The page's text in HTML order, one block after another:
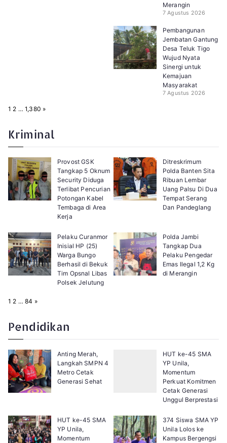
Merangin
7 Agustus 2026
Pembangunan
Jembatan Gantung
Desa Teluk Tigo
Wujud Nyata
Sinergi untuk
Kemajuan
Masyarakat
7 Agustus 2026
P
:
1 2 … 1,380 N
»
Kriminal
Provost GSK
Tangkap 5 Oknum
Security Diduga
Terlibat Pencurian
Potongan Kabel
Tembaga di Area
Kerja
Ditreskrimum
Polda Banten Sita
Ribuan Lembar
Uang Palsu Di Dua
Tempat Serang
Dan Pandeglang
Pelaku Curanmor
Inisial HP (25)
Warga Bungo
Berhasil di Bekuk
Tim Opsnal Libas
Polsek Jelutung
Polda Jambi
Tangkap Dua
Pelaku Pengedar
Emas Ilegal 1,2 Kg
di Merangin
P
:
1 2 … 84 N
»
Pendidikan
Anting Merah,
Langkah SMPN 4
Metro Cetak
Generasi Sehat
HUT ke-45 SMA
YP Unila,
Momentum
Perkuat Komitmen
Cetak Generasi
Unggul Berprestasi
HUT ke-45 SMA
YP Unila,
Momentum
374 Siswa SMA YP
Unila Lolos ke
Kampus Bergengsi